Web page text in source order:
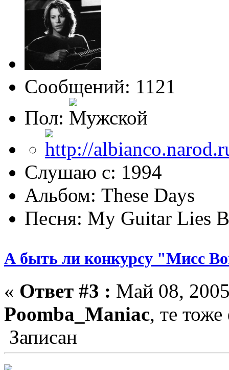
Сообщений: 1121
Пол:
Слушаю с: 1994
Альбом: These Days
Песня: My Guitar Lies
А быть ли конкурсу "Мисс
« Ответ #3 : Май 08,
Poomba_Maniac, те
Записан